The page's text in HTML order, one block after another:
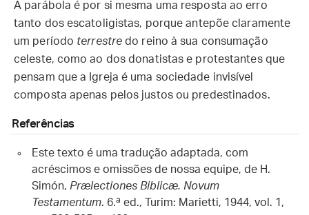
A parábola é por si mesma uma resposta ao erro
tanto dos escatoligistas, porque antepõe claramente
um período terrestre do reino à sua consumação
celeste, como ao dos donatistas e protestantes que
pensam que a Igreja é uma sociedade invisível
composta apenas pelos justos ou predestinados.
Referências
Este texto é uma tradução adaptada, com
acréscimos e omissões de nossa equipe, de H.
Simón, Prælectiones Biblicæ. Novum
Testamentum. 6.ª ed., Turim: Marietti, 1944, vol. 1,